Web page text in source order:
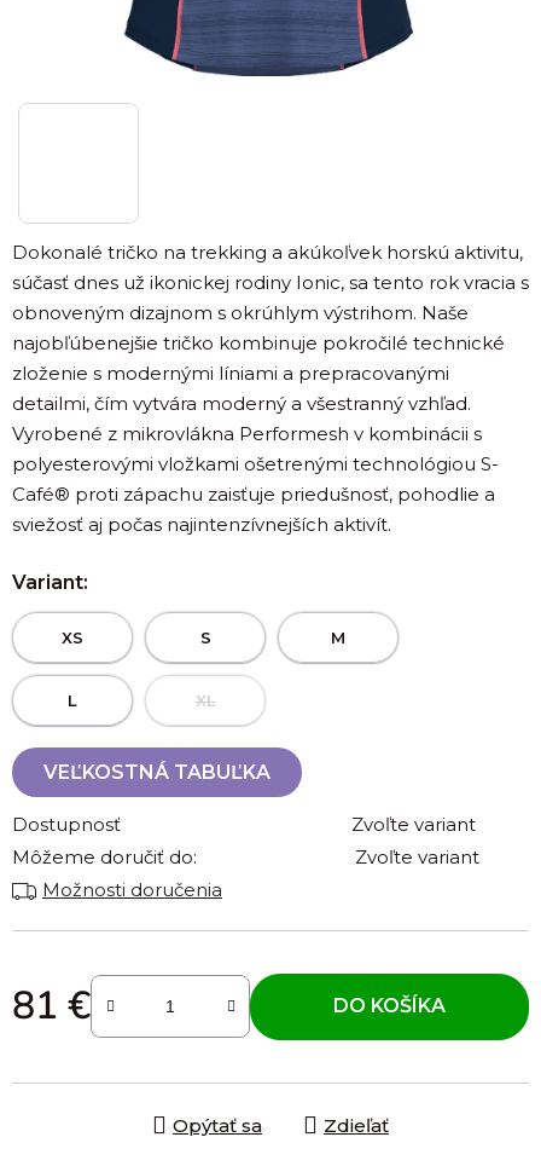
Dokonalé tričko na trekking a akúkoľvek horskú aktivitu,
súčasť dnes už ikonickej rodiny Ionic, sa tento rok vracia s
obnoveným dizajnom s okrúhlym výstrihom. Naše
najobľúbenejšie tričko kombinuje pokročilé technické
zloženie s modernými líniami a prepracovanými
detailmi, čím vytvára moderný a všestranný vzhľad.
Vyrobené z mikrovlákna Performesh v kombinácii s
polyesterovými vložkami ošetrenými technológiou S-
Café® proti zápachu zaisťuje priedušnosť, pohodlie a
sviežosť aj počas najintenzívnejších aktivít.
Variant:
XS S M
L XL
VEĽKOSTNÁ TABUĽKA
Dostupnosť
Zvoľte variant
Môžeme doručiť do:
Zvoľte variant
Možnosti doručenia
81 €
Jednotková cena:
DO KOŠÍKA
Opýtať sa Zdieľať